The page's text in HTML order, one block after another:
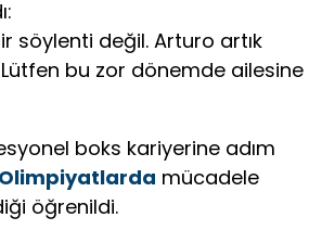
söylenti değil. Arturo artık
bu zor dönemde ailesine
boks kariyerine adım
Olimpiyatlarda mücadele
öğrenildi.